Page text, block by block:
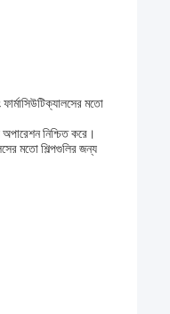
মতো
নিশ্চিত করে।
মতো শিল্পগুলির জন্য